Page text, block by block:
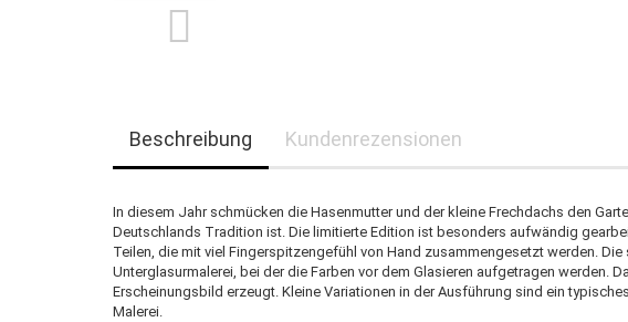
Beschreibung Kundenrezensionen
In diesem Jahr schmücken die Hasenmutter und der kleine Frechdachs den
Deutschlands Tradition ist. Die limitierte Edition ist besonders aufwändig
Teilen, die mit viel Fingerspitzengefühl von Hand zusammengesetzt werden.
Unterglasurmalerei, bei der die Farben vor dem Glasieren aufgetragen werden.
Erscheinungsbild erzeugt. Kleine Variationen in der Ausführung sind ein
Malerei.